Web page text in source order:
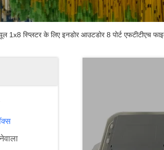
1x8 स्प्लिटर के लिए इनडोर आउटडोर 8 पोर्ट एफटीटीएच